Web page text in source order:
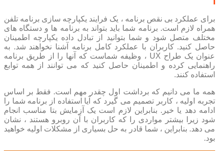
برای عملکرد بی نقص برنامه ، یک فرایند یکپارچه سازی برنامه تلفن
همراه لازم است. برنامه شما باید بتواند به برنامه ها و دستگاه های
مختلف متصل شود و شما بتوانید از تبادل داده یکپارچه اطمینان
حاصل کنید. کاربران با عملکرد کامل برنامه آشنا نخواهند شد. به
عنوان یک طراح UX ، وظیفه شماست که آنها را از طریق برنامه
راهنمایی کرده و اطمینان حاصل کنید که می توانند از همه توابع
استفاده کنند.
همه ما می دانیم که برداشت اول چقدر مهم است. فقط بر اساس
تجربه اولیه ، کاربر تصمیم می گیرد که آیا استفاده از برنامه شما را
ادامه دهد یا خیر. بنابراین لازم است یک آزمایش بتا مناسب انجام
شود زیرا بیشتر مواردی را که کاربران با آن روبرو هستند ، نشان
می دهد. بنابراین ، شما قادر به حل بسیاری از مشکلات اولیه خواهید
بود.